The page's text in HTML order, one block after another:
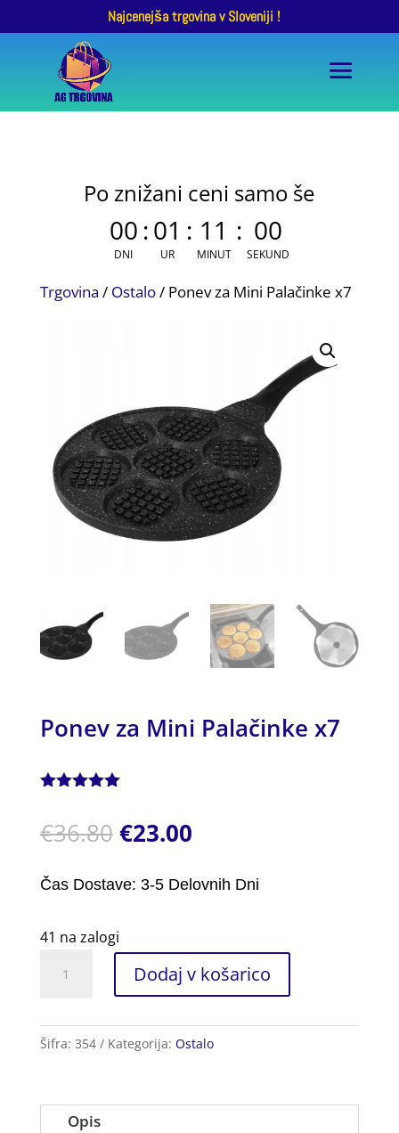
Najcenejša trgovina v Sloveniji !
Po znižani ceni samo še
00
DNI
:01
UR
: 11
MINUT
: 00
SEKUND
Trgovina / Ostalo/ Ponev za Mini Palačinke x7
Ponev za Mini Palačinke x7
na podlagi
€36.80 €23.00
Čas Dostave: 3-5 Delovnih Dni
41 na zalogi
Palačinke
Dodaj v košarico
Šifra: 354 Kategorija: Ostalo
Opis